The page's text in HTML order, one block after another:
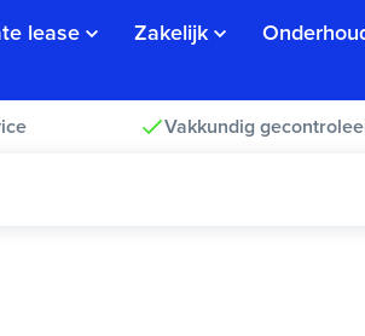
lease Zakelijk
Vakkundig